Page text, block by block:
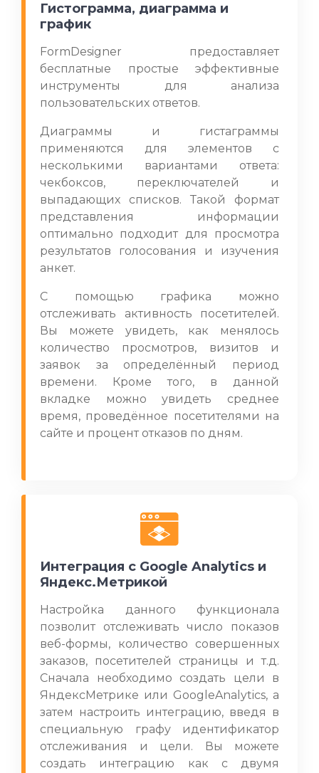
Гистограмма, диаграмма и
график
FormDesigner предоставляет
бесплатные простые эффективные
инструменты для анализа
пользовательских ответов.
Диаграммы и гистаграммы
применяются для элементов с
несколькими вариантами ответа:
чекбоксов, переключателей и
выпадающих списков. Такой формат
представления информации
оптимально подходит для просмотра
результатов голосования и изучения
анкет.
С помощью графика можно
отслеживать активность посетителей.
Вы можете увидеть, как менялось
количество просмотров, визитов и
заявок за определённый период
времени. Кроме того, в данной
вкладке можно увидеть среднее
время, проведённое посетителями на
сайте и процент отказов по дням.
Интеграция с Google Analytics и
Яндекс.Метрикой
Настройка данного функционала
позволит отслеживать число показов
веб-формы, количество совершенных
заказов, посетителей страницы и т.д.
Сначала необходимо создать цели в
ЯндексМетрике или GoogleAnalytics, а
затем настроить интеграцию, введя в
специальную графу идентификатор
отслеживания и цели. Вы можете
создать интеграцию как с двумя